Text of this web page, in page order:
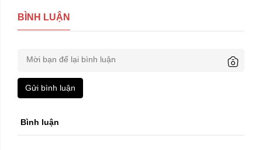
BÌNH LUẬN
Gửi bình luận
Bình luận